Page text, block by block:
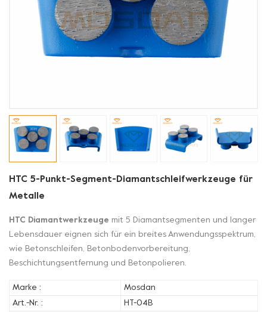
HTC 5-Punkt-Segment-Diamantschleifwerkzeuge für
Metalle
HTC Diamantwerkzeuge mit 5 Diamantsegmenten und langer
Lebensdauer eignen sich für ein breites Anwendungsspektrum,
wie Betonschleifen, Betonbodenvorbereitung,
Beschichtungsentfernung und Betonpolieren.
Marke :
Mosdan
Art.-Nr. :
HT-04B